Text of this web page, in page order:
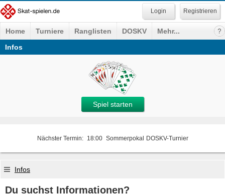
Registrieren
Home Turniere Ranglisten DOSKV
Mehr...
Infos
Spiel starten
Nächster Termin: 18:00 Sommerpokal DOSKV-Turnier
Infos
Du suchst Informationen?